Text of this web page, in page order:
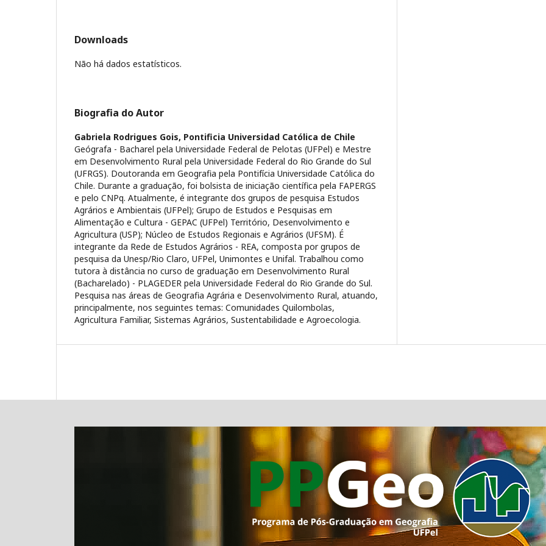
Downloads
Não há dados estatísticos.
Biografia do Autor
Gabriela Rodrigues Gois, Pontificia Universidad Católica de Chile
Geógrafa - Bacharel pela Universidade Federal de Pelotas (UFPel) e Mestre
em Desenvolvimento Rural pela Universidade Federal do Rio Grande do Sul
(UFRGS). Doutoranda em Geografia pela Pontifícia Universidade Católica do
Chile. Durante a graduação, foi bolsista de iniciação científica pela FAPERGS
e pelo CNPq. Atualmente, é integrante dos grupos de pesquisa Estudos
Agrários e Ambientais (UFPel); Grupo de Estudos e Pesquisas em
Alimentação e Cultura - GEPAC (UFPel) Território, Desenvolvimento e
Agricultura (USP); Núcleo de Estudos Regionais e Agrários (UFSM). É
integrante da Rede de Estudos Agrários - REA, composta por grupos de
pesquisa da Unesp/Rio Claro, UFPel, Unimontes e Unifal. Trabalhou como
tutora à distância no curso de graduação em Desenvolvimento Rural
(Bacharelado) - PLAGEDER pela Universidade Federal do Rio Grande do Sul.
Pesquisa nas áreas de Geografia Agrária e Desenvolvimento Rural, atuando,
principalmente, nos seguintes temas: Comunidades Quilombolas,
Agricultura Familiar, Sistemas Agrários, Sustentabilidade e Agroecologia.